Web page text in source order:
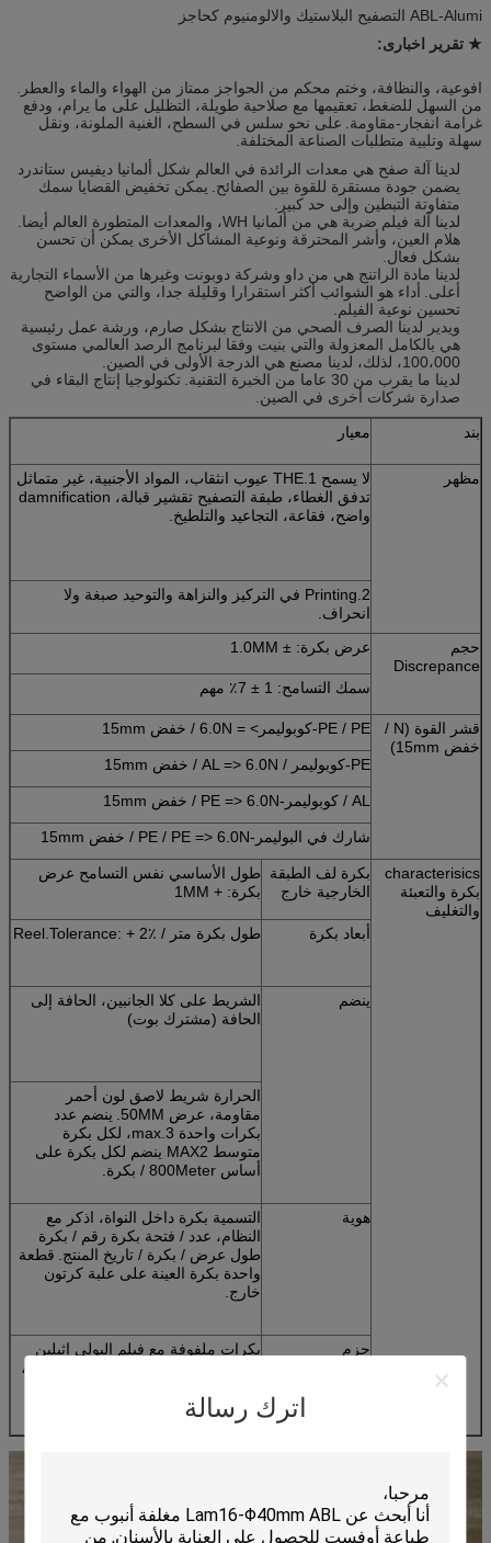
اترك رسالة
ABL-Alumi التصفيح البلاستيك والالومنيوم كحاجز
★ تقرير اخبارى:
افوعية، والنظافة، وختم محكم من الحواجز ممتاز من الهواء والماء والعطر.
من السهل للضغط، تعقيمها مع صلاحية طويلة، التظليل على ما يرام، ودفع
غرامة انفجار-مقاومة. على نحو سلس في السطح، الغنية الملونة، ونقل
سهلة وتلبية متطلبات الصناعة المختلفة.
لدينا آلة صفح هي معدات الرائدة في العالم شكل ألمانيا ديفيس ستاندرد
يضمن جودة مستقرة للقوة بين الصفائح. يمكن تخفيض القضايا سمك
متفاوتة التبطين وإلى حد كبير.
لدينا آلة فيلم ضربة هي من ألمانيا WH، والمعدات المتطورة العالم أيضا.
هلام العين، وأشر المحترقة ونوعية المشاكل الأخرى يمكن أن تحسن
بشكل فعال.
لدينا مادة الراتنج هي من داو وشركة دوبونت وغيرها من الأسماء التجارية
أعلى.
أداء هو الشوائب أكثر استقرارا وقليلة جدا، والتي من الواضح
تحسين نوعية الفيلم.
ويدير لدينا الصرف الصحي من الانتاج بشكل صارم، ورشة عمل رئيسية
هي بالكامل المعزولة والتي بنيت وفقا لبرنامج الرصد العالمي مستوى
100،000، لذلك، لدينا مصنع هي الدرجة الأولى في الصين.
لدينا ما يقرب من 30 عاما من الخبرة التقنية.
تكنولوجيا إنتاج البقاء في
صدارة شركات أخرى في الصين.
بند
معيار
مظهر
لا يسمح 1.THE عيوب انثقاب، المواد الأجنبية، غير متماثل
تدفق الغطاء، طبقة التصفيح تقشير قبالة، damnification
واضح، فقاعة، التجاعيد والتلطيخ.
2.Printing في التركيز والنزاهة والتوحيد صبغة ولا
انحراف.
حجم
Discrepance
عرض بكرة: ± 1.0MM
سمك التسامح: 1 ± 7٪ مهم
قشر القوة (N /
خفض 15mm)
PE / PE-كوبوليمر> = 6.0N / خفض 15mm
PE-كوبوليمر / AL => 6.0N / خفض 15mm
AL / كوبوليمر-PE => 6.0N / خفض 15mm
شارك في البوليمر-PE / PE => 6.0N / خفض 15mm
characterisics
بكرة والتعبئة
والتغليف
بكرة لف الطبقة
الخارجية خارج
طول الأساسي نفس التسامح عرض
بكرة: + 1MM
أبعاد بكرة طول بكرة متر / Reel.Tolerance: + 2٪
ينضم
الشريط على كلا الجانبين، الحافة إلى
الحافة (مشترك بوت)
الحرارة شريط لاصق لون أحمر
مقاومة، عرض 50MM.
ينضم عدد
بكرات واحدة max.3، لكل بكرة
متوسط MAX2 ينضم لكل بكرة على
أساس 800Meter / بكرة.
هوية
التسمية بكرة داخل النواة، اذكر مع
النظام، عدد / فتحة بكرة رقم / بكرة
طول عرض / بكرة / تاريخ المنتج. قطعة
واحدة بكرة العينة على علبة كرتون
خارج.
حزم
بكرات ملفوفة مع فيلم البولي اثيلين
والمكدس في لوح خشبي أو البلاستيك،